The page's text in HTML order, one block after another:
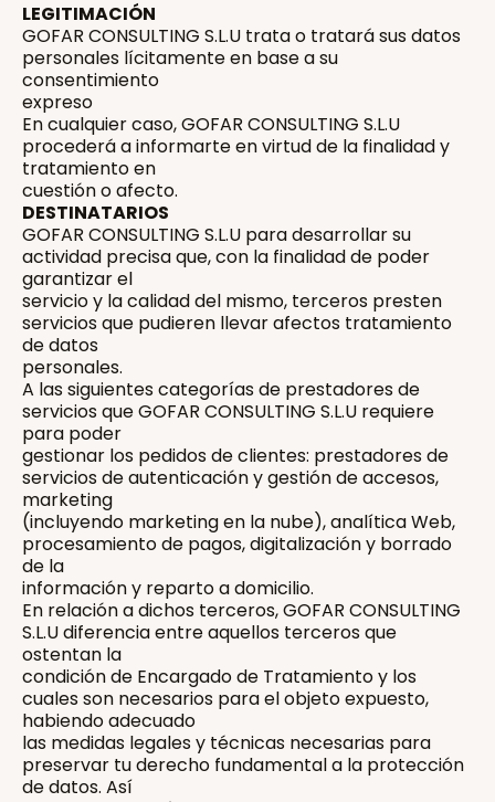
LEGITIMACIÓN
GOFAR CONSULTING S.L.U trata o tratará sus datos
personales lícitamente en base a su
consentimiento
expreso
En cualquier caso, GOFAR CONSULTING S.L.U
procederá a informarte en virtud de la finalidad y
tratamiento en
cuestión o afecto.
DESTINATARIOS
GOFAR CONSULTING S.L.U para desarrollar su
actividad precisa que, con la finalidad de poder
garantizar el
servicio y la calidad del mismo, terceros presten
servicios que pudieren llevar afectos tratamiento
de datos
personales.
A las siguientes categorías de prestadores de
servicios que GOFAR CONSULTING S.L.U requiere
para poder
gestionar los pedidos de clientes: prestadores de
servicios de autenticación y gestión de accesos,
marketing
(incluyendo marketing en la nube), analítica Web,
procesamiento de pagos, digitalización y borrado
de la
información y reparto a domicilio.
En relación a dichos terceros, GOFAR CONSULTING
S.L.U diferencia entre aquellos terceros que
ostentan la
condición de Encargado de Tratamiento y los
cuales son necesarios para el objeto expuesto,
habiendo adecuado
las medidas legales y técnicas necesarias para
preservar tu derecho fundamental a la protección
de datos. Así